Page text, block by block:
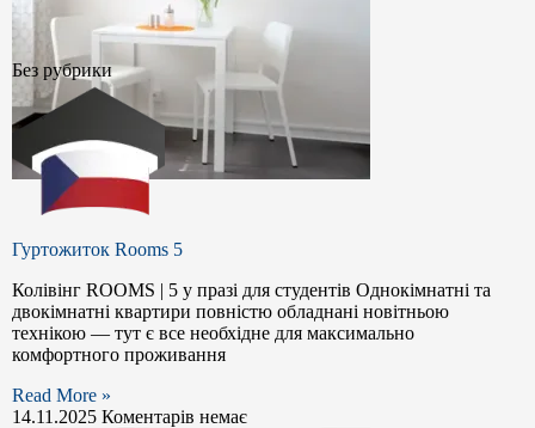
Без рубрики
Гуртожиток Rooms 5
Колівінг ROOMS | 5 у празі для студентів Однокімнатні та
двокімнатні квартири повністю обладнані новітньою
технікою — тут є все необхідне для максимально
комфортного проживання
Read More »
14.11.2025 Коментарів немає